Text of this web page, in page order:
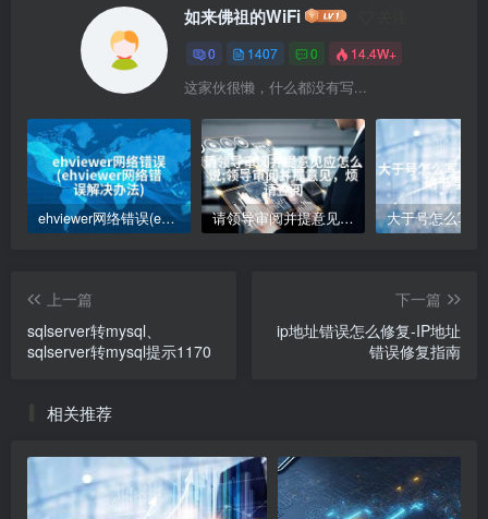
如来佛祖的WiFi
0 1407 0 14.4W+
这家伙很懒，什么都没有写...
ehviewer网络错误(ehviewer网络错误解决办法) 请领导审阅并提意见应怎么说;领导审阅并提意见，烦请查阅
上一篇
sqlserver转mysql、
sqlserver转mysql提示1170
下一篇
ip地址错误怎么修复-IP地址
错误修复指南
相关推荐